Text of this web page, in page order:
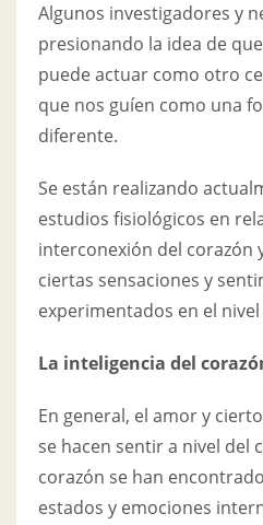
Algunos investigadores y
presionando la idea de
puede actuar como otro
que nos guíen como una
diferente.
Se están realizando
estudios fisiológicos en
interconexión del corazón
ciertas sensaciones y
experimentados en el
La inteligencia del
En general, el amor y
se hacen sentir a nivel del
corazón se han
estados y emociones